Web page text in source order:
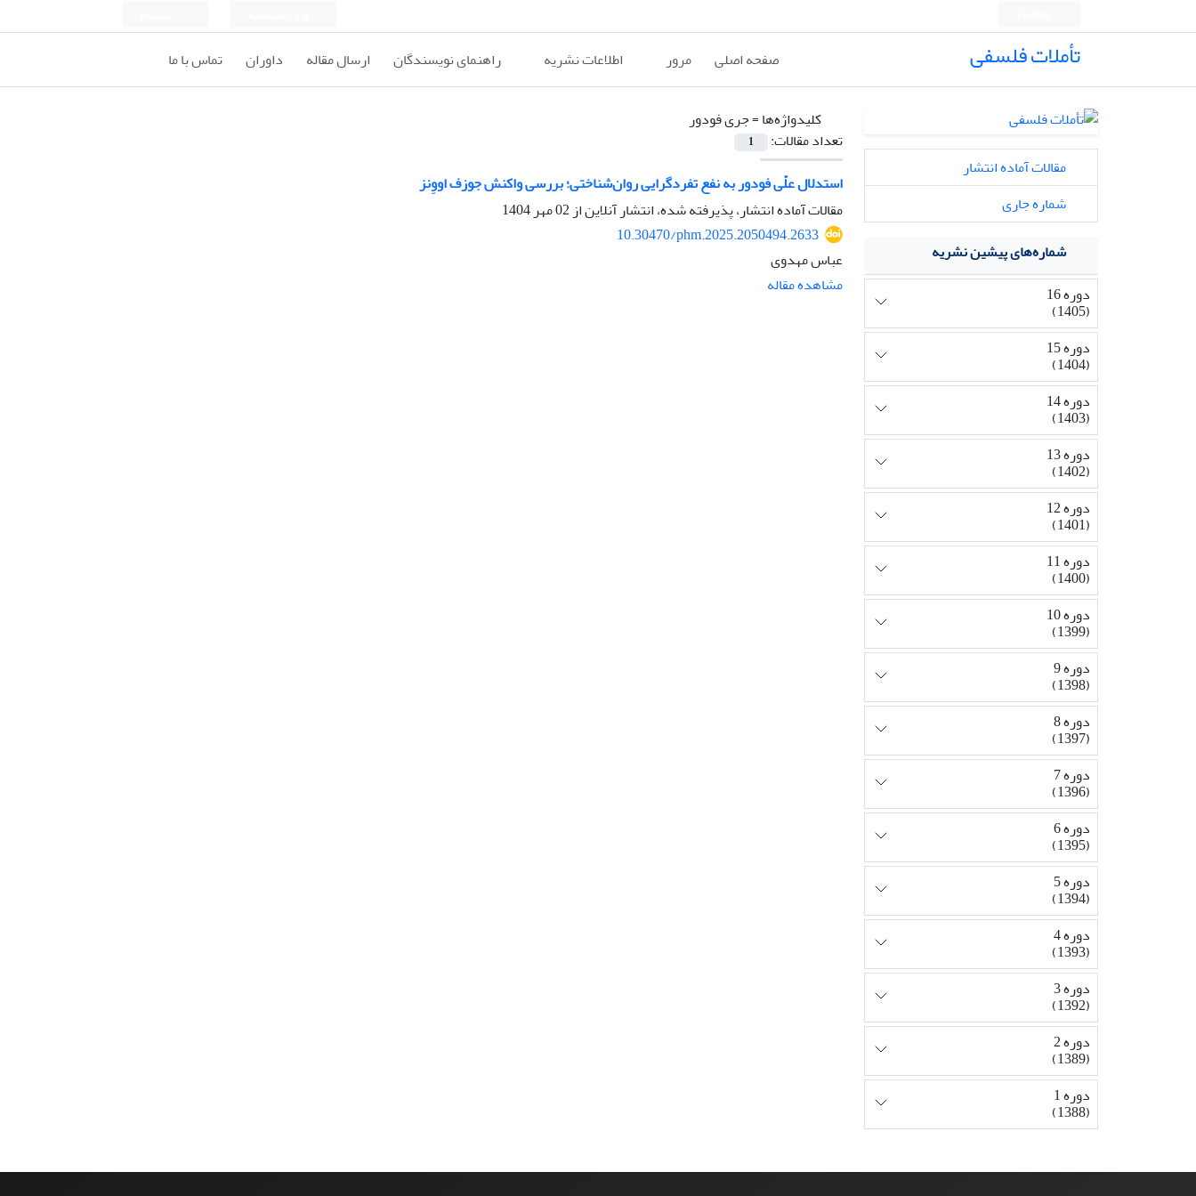
تأملات فلسفی صفحه اصلی مرور اطلاعات نشریه راهنمای نویسندگان ارسال مقاله داوران تماس با ما
کلیدواژه‌ها =جری فودور
تعداد مقالات:
1
استدلال علّی فودور به نفع تفردگرایی روان‌شناختی؛ بررسی واکنش جوزف اووِنز
مقالات آماده انتشار، پذیرفته شده، انتشار آنلاین از02 مهر 1404
10.30470/phm.2025.2050494.2633
عباس مهدوی
مشاهده مقاله
مقالات آماده انتشار
شماره جاری
شماره‌های پیشین نشریه
دوره 16
(1405)
دوره 15
(1404)
دوره 14
(1403)
دوره 13
(1402)
دوره 12
(1401)
دوره 11
(1400)
دوره 10
(1399)
دوره 9
(1398)
دوره 8
(1397)
دوره 7
(1396)
دوره 6
(1395)
دوره 5
(1394)
دوره 4
(1393)
دوره 3
(1392)
دوره 2
(1389)
دوره 1
(1388)